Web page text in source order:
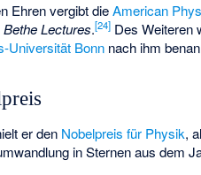
Ehren vergibt dieAmerican
Bethe Lectures.[24] Des Weiteren
Universität Bonn nach ihm
er den Nobelpreis für Physik,
in Sternen aus dem